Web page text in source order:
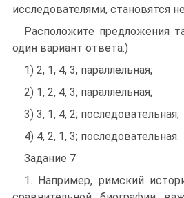
исследователями, становятся
Расположите предложения
один вариант ответа.)
1) 2, 1, 4, 3; параллельная;
2) 1, 2, 4, 3; параллельная;
3) 3, 1, 4, 2; последовательная;
4) 4, 2, 1, 3; последовательная.
Задание 7
1. Например, римский